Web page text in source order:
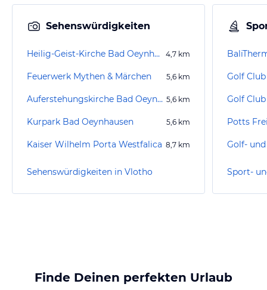
Sehenswürdigkeiten
Heilig-Geist-Kirche Bad Oeynhausen 4,7 km
Feuerwerk Mythen & Märchen 5,6 km
Auferstehungskirche Bad Oeynhausen 5,6 km
Kurpark Bad Oeynhausen 5,6 km
Kaiser Wilhelm Porta Westfalica 8,7 km
Sehenswürdigkeiten in Vlotho
Golf
Golf Club
Potts
Sport-
Finde Deinen perfekten Urlaub